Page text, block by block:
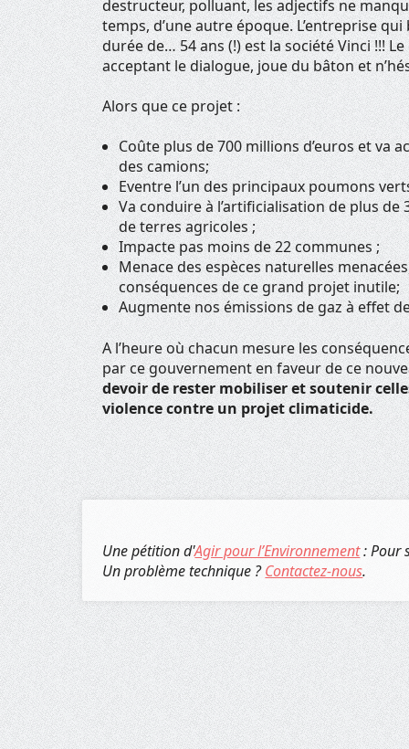
destructeur, polluant, les adjectifs ne
temps, d’une autre époque. L’entreprise
durée de… 54 ans (!) est la société Vinci !!!
acceptant le dialogue, joue du bâton et
Alors que ce projet :
Coûte plus de 700 millions d’euros et
des camions;
Eventre l’un des principaux poumons
Va conduire à l’artificialisation de plus
de terres agricoles ;
Impacte pas moins de 22 communes ;
Menace des espèces naturelles
conséquences de ce grand projet inutile;
Augmente nos émissions de gaz à effet
A l’heure où chacun mesure les
par ce gouvernement en faveur de ce
devoir de rester mobiliser et soutenir
violence contre un projet climaticide.
Une pétition d'Agir pour l’Environnement: Pour
Un problème technique ?Contactez-nous.